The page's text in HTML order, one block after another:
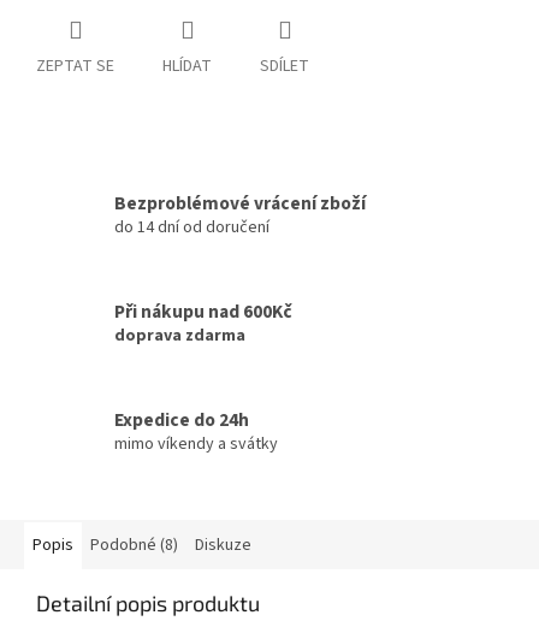
ZEPTAT SE HLÍDAT SDÍLET
Bezproblémové vrácení zboží
do 14 dní od doručení
Při nákupu nad 600Kč
doprava zdarma
Expedice do 24h
mimo víkendy a svátky
Popis Podobné (8) Diskuze
Detailní popis produktu